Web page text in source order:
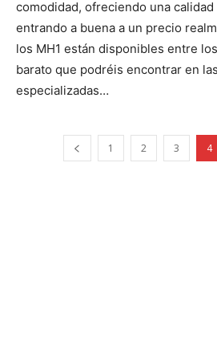
comodidad, ofreciendo una
entrando a buena a un precio
los MH1 están disponibles entre
barato que podréis encontrar en
especializadas…
1 2 3 4